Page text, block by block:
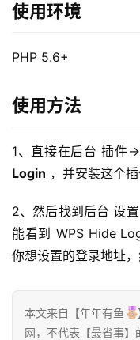
使用环境
PHP 5.6+
使用方法
1、直接在后台 插件
Login ，并安装这个插
2、然后找到后台 设
能看到 WPS Hide
你想设置的登录地址，
本文来自【年年有鱼
网，不代表【最省事】